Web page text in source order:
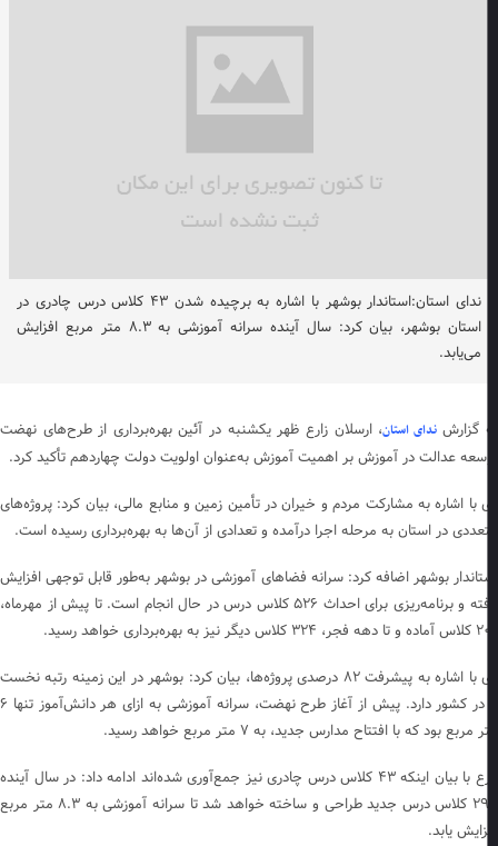
ندای استان:استاندار بوشهر با اشاره به برچیده شدن ۴۳ کلاس درس چادری در
استان بوشهر، بیان کرد: سال آینده سرانه آموزشی به ۸.۳ متر مربع افزایش
می‌یابد.
گزارشندای استان، ارسلان زارع ظهر یکشنبه در آئین بهره‌برداری از طرح‌های نهضت
عدالت در آموزش بر اهمیت آموزش به‌عنوان اولویت دولت چهاردهم تأکید کرد.
با اشاره به مشارکت مردم و خیران در تأمین زمین و منابع مالی، بیان کرد: پروژه‌های
در استان به مرحله اجرا درآمده و تعدادی از آن‌ها به بهره‌برداری رسیده است.
بوشهر اضافه کرد: سرانه فضاهای آموزشی در بوشهر به‌طور قابل توجهی افزایش
یافته و برنامه‌ریزی برای احداث ۵۲۶ کلاس درس در حال انجام است. تا پیش از مهرماه،
بهره‌برداری خواهد رسید.
وی با اشاره به پیشرفت ۸۲ درصدی پروژه‌ها، بیان کرد: بوشهر در این زمینه رتبه نخست
را در کشور دارد. پیش از آغاز طرح نهضت، سرانه آموزشی به ازای هر دانش‌آموز تنها ۶
مربع بود که با افتتاح مدارس جدید، به ۷ متر مربع خواهد رسید.
زارع با بیان اینکه ۴۳ کلاس درس چادری نیز جمع‌آوری شده‌اند ادامه داد: در سال آینده
۲۹۷ کلاس درس جدید طراحی و ساخته خواهد شد تا سرانه آموزشی به ۸.۳ متر مربع
یابد.